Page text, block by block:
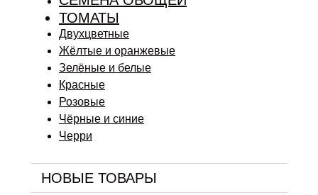
ТОМАТЫ
Двухцветные
Жёлтые и оранжевые
Зелёные и белые
Красные
Розовые
Чёрные и синие
Черри
НОВЫЕ ТОВАРЫ